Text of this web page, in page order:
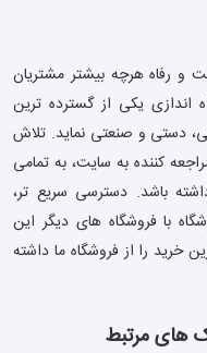
و رفاه هرچه بیشتر مشتریان
اندازی یکی از گسترده ترین
دستی و صنعتی نماید. تلاش
کننده به سایت، به تمامی
باشد. دسترسی سریع تر،
با فروشگاه های دیگر این
خرید را از فروشگاه ما داشته
های مرتبط